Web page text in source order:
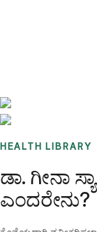
HEALTH LIBRARY
ಡಾ. ಗೀನಾ
ಎಂದರೇನು?